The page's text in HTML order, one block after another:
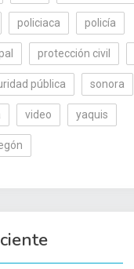
policiaca policía
protección civil
pública sonora
video yaquis